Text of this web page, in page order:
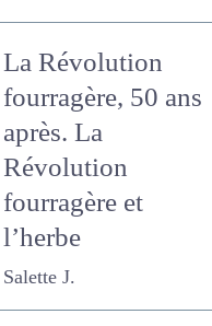
Salette J.
La Révolution
fourragère, 50 ans
après. La
Révolution
fourragère et
l’herbe
Salette J.